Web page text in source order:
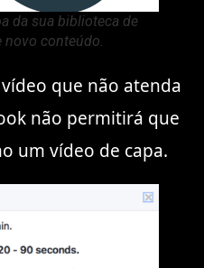
da sua biblioteca de
conteúdo.
que não atenda
não permitirá que
um vídeo de capa.